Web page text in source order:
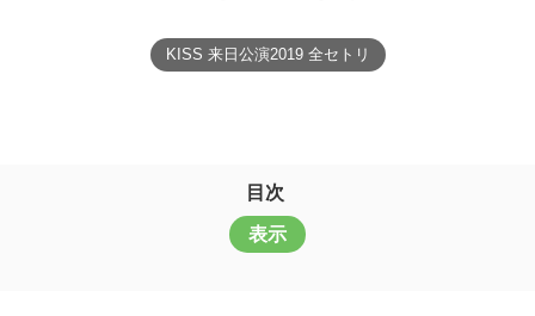
KISS 来日公演2019 全セトリ
目次
表示